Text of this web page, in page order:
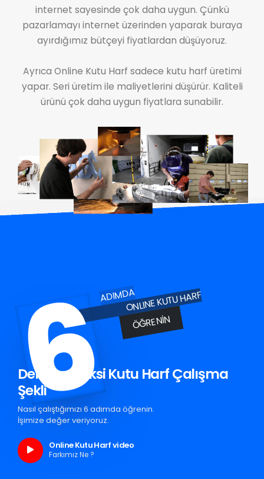
internet sayesinde çok daha uygun. Çünkü
pazarlamayı internet üzerinden yaparak buraya
ayırdığımız bütçeyi fiyatlardan düşüyoruz.
Ayrıca Online Kutu Harf sadece kutu harf üretimi
yapar. Seri üretim ile maliyetlerini düşürür. Kaliteli
ürünü çok daha uygun fiyatlara sunabilir.
6ADIMDAONLINE KUTU HARF
ÖĞRENIN
Derince Pleksi Kutu Harf Çalışma
Şekli
Nasıl çalıştığımızı 6 adımda öğrenin.
İşimize değer veriyoruz.
Online Kutu Harf video
Farkımız Ne ?